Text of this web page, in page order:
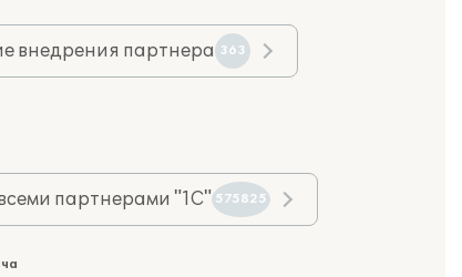
внедрения партнера 363
партнерами "1С" 575825